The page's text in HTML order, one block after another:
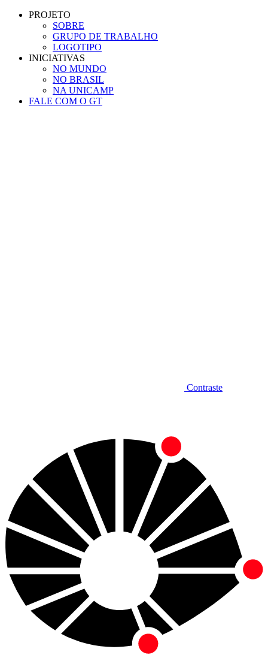
Conteúdo principal
PROJETO
SOBRE
GRUPO DE TRABALHO
LOGOTIPO
INICIATIVAS
NO MUNDO
NO BRASIL
NA UNICAMP
FALE COM O GT
Contraste